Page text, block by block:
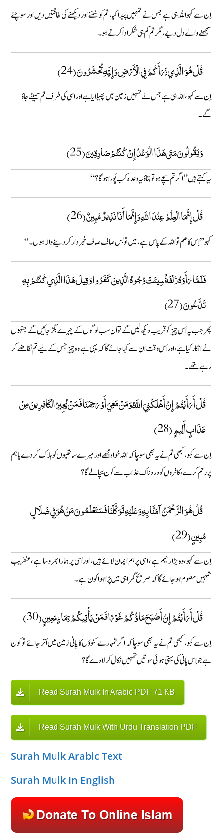
اِن سے کہو اللہ ہی ہے جس نے تمہیں پیدا کیا، تم کو سُننے اور دیکھنے کی طاقتیں دیں اور سوچنے
سمجھنے والے دل دیے، مگر تم کم ہی شکر ادا کرتے ہو۔
قُلْ هُوَ الَّذِي ذَرَأَكُمْ فِي الْأَرْضِ وَإِلَيْهِ تُحْشَرُونَ (24)
اِن سے کہو، اللہ ہی ہے جس نے تمہیں زمین میں پھیلا یا ہے اور اسی کی طرف تم سمیٹے جاوٴ
گے۔
وَيَقُولُونَ مَتَى هَذَا الْوَعْدُ إِنْ كُنْتُمْ صَادِقِينَ (25)
یہ کہتے ہیں” اگر تم سچے ہو تو بتاوٴ یہ وعدہ کب پُورا ہوگا؟ “
قُلْ إِنَّمَا الْعِلْمُ عِنْدَ اللَّهِ وَإِنَّمَا أَنَا نَذِيرٌ مُبِينٌ (26)
کہو” اِس کا علم تو اللہ کے پاس ہے ، میں تو بس صاف صاف خبردار کر دینے والا ہوں۔“
فَلَمَّا رَأَوْهُ زُلْفَةً سِيئَتْ وُجُوهُ الَّذِينَ كَفَرُوا وَقِيلَ هَذَا الَّذِي كُنْتُمْ بِهِ
تَدَّعُونَ (27)
پھر جب یہ اُس چیز کو قریب دیکھ لیں گے تو اُن سب لوگوں کے چہرے بگڑ جائیں گے جنہوں
نے انکار کیا ہے، اور اُس وقت ان سے کہا جائے گا کہ یہی ہے وہ چیز جس کے لیے تم تقاضے کر
رہے تھے۔
قُلْ أَرَأَيْتُمْ إِنْ أَهْلَكَنِيَ اللَّهُ وَمَنْ مَعِيَ أَوْ رَحِمَنَا فَمَنْ يُجِيرُ الْكَافِرِينَ مِنْ
عَذَابٍ أَلِيمٍ (28)
اِن سے کہو، کبھی تم نے یہ بھی سوچا کہ اللہ خواہ مجھے اور میرے ساتھیوں کو ہلاک کر دے یا ہم
پر رحم کرے، کافروں کو دردناک عذاب سے کون بچا لے گا؟
قُلْ هُوَ الرَّحْمَنُ آمَنَّا بِهِ وَعَلَيْهِ تَوَكَّلْنَا فَسَتَعْلَمُونَ مَنْ هُوَ فِي ضَلَالٍ
مُبِينٍ (29)
اِن سے کہو، وہ بڑا رحیم ہے، اسی پر ہم ایمان لائے ہیں، اور اُسی پر ہمارا بھروسا ہے، عنقریب
تمہیں معلوم ہوجائے گا کہ صریح گمراہی میں پڑا ہوا کون ہے۔
قُلْ أَرَأَيْتُمْ إِنْ أَصْبَحَ مَاؤُكُمْ غَوْرًا فَمَنْ يَأْتِيكُمْ بِمَاءٍ مَعِينٍ (30)
اِن سےکہو، کبھی تم نے یہ بھی سوچا کہ اگر تمہارے کنووٴں کا پانی زمین میں اُتر جائے تو کون
ہے جو اِس پانی کی بہتی ہوئی سوتیں تمہیں نکال کر لادے گا؟
Read Surah Mulk In Arabic PDF 71 KB
Read Surah Mulk With Urdu Translation PDF
Surah Mulk Arabic Text
Surah Mulk In English